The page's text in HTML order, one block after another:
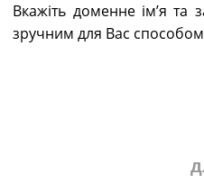
Вкажіть доменне ім’я та
зручним для Вас способом